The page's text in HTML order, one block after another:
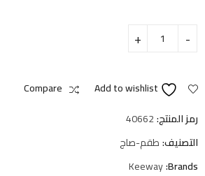
Add to wishlist
Compare
رمز المنتج:40662
التصنيف:طقم-صاج
Brands:
Keeway